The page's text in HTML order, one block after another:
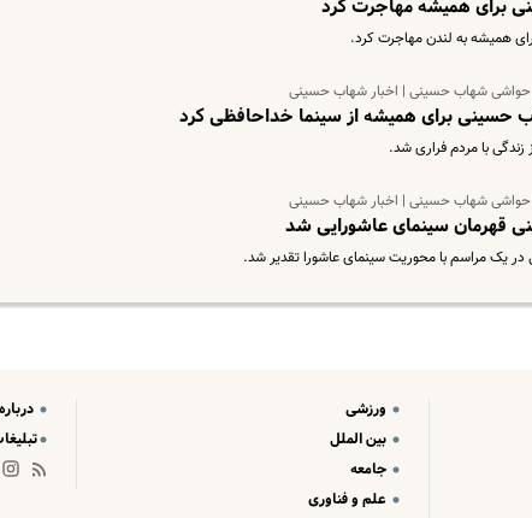
برای همیشه مهاجرت کرد
همیشه به لندن مهاجرت کرد.
شهاب حسینی | اخبار شهاب حسینی
حسینی برای همیشه از سینما خداحافظی کرد
با مردم فراری شد.
شهاب حسینی | اخبار شهاب حسینی
قهرمان سینمای عاشورایی شد
یک مراسم با محوریت سینمای عاشورا تقدیر شد.
ورزشی
بین الملل
جامعه
علم و فناوری